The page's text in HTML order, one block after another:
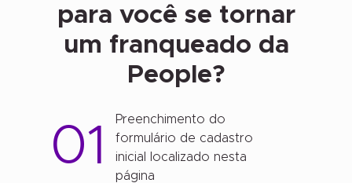
para você se tornar
um franqueado da
People?
01
Preenchimento do
formulário de cadastro
inicial localizado nesta
página